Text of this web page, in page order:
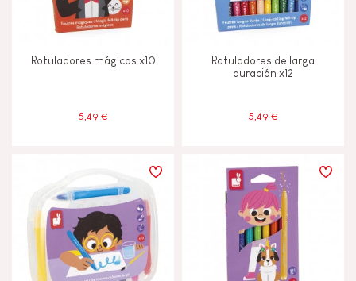
Rotuladores mágicos x10
5,49 €
Rotuladores de larga
duración x12
5,49 €